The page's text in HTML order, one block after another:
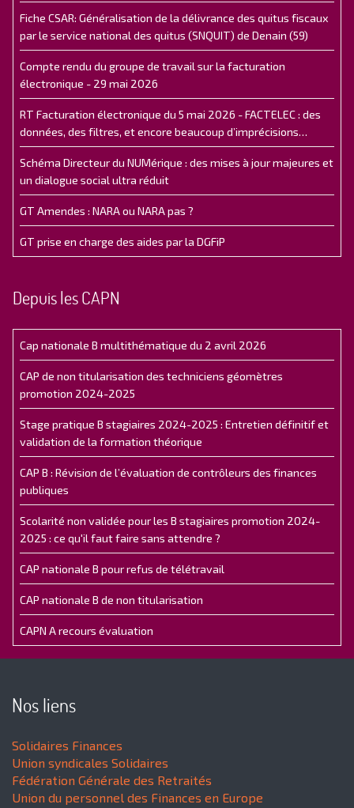
Fiche CSAR: Généralisation de la délivrance des quitus fiscaux
par le service national des quitus (SNQUIT) de Denain (59)
Compte rendu du groupe de travail sur la facturation
électronique - 29 mai 2026
RT Facturation électronique du 5 mai 2026 - FACTELEC : des
données, des filtres, et encore beaucoup d’imprécisions…
Schéma Directeur du NUMérique : des mises à jour majeures et
un dialogue social ultra réduit
GT Amendes : NARA ou NARA pas ?
GT prise en charge des aides par la DGFiP
Depuis les CAPN
Cap nationale B multithématique du 2 avril 2026
CAP de non titularisation des techniciens géomètres
promotion 2024-2025
Stage pratique B stagiaires 2024-2025 : Entretien définitif et
validation de la formation théorique
CAP B : Révision de l’évaluation de contrôleurs des finances
publiques
Scolarité non validée pour les B stagiaires promotion 2024-
2025 : ce qu'il faut faire sans attendre ?
CAP nationale B pour refus de télétravail
CAP nationale B de non titularisation
CAPN A recours évaluation
Nos liens
Solidaires Finances
Union syndicales Solidaires
Fédération Générale des Retraités
Union du personnel des Finances en Europe